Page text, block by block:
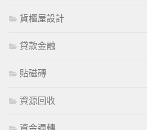
貨櫃屋設計
貸款金融
貼磁磚
資源回收